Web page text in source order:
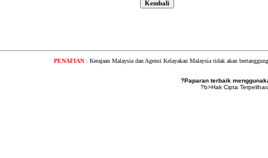
PENAFIAN : Kerajaan Malaysia dan Agensi Kelayakan Malaysia tidak akan
?Paparan terbaik
?b>Hak Cipta